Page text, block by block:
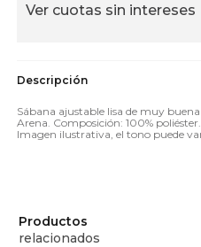
Ver cuotas sin intereses
Sábana ajustable lisa de muy
Arena. Composición: 100%
Imagen ilustrativa, el tono puede
Productos
relacionados